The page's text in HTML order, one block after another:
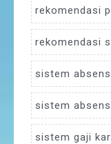
rekomendasi
rekomendasi
sistem
sistem
sistem gaji